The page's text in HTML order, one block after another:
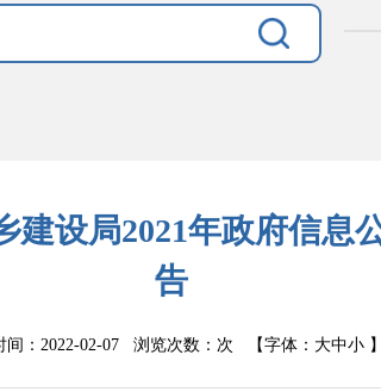
建设局2021年政府信息
告
间：2022-02-07 浏览次数： 次 【字体： 大中小 】